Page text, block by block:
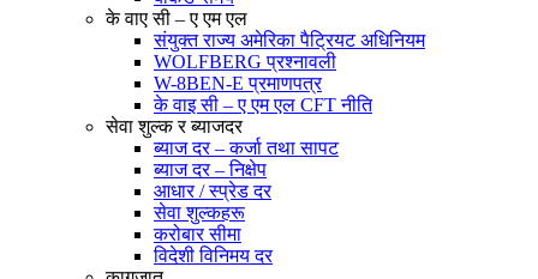
के वाए सी – ए एम एल
संयुक्त राज्य अमेरिका पैट्रियट अधिनियम
WOLFBERG प्रश्नावली
W-8BEN-E प्रमाणपत्र
के वाइ सी – ए एम एल CFT नीति
सेवा शुल्क र ब्याजदर
ब्याज दर – कर्जा तथा सापट
ब्याज दर – निक्षेप
आधार / स्प्रेड दर
सेवा शुल्कहरू
करोबार सीमा
विदेशी विनिमय दर